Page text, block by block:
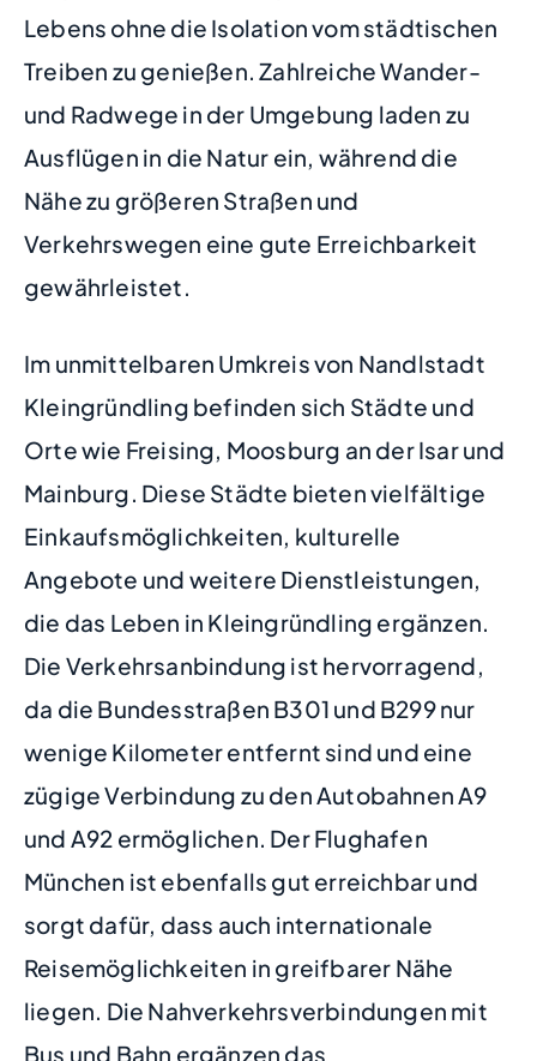
Lebens ohne die Isolation vom städtischen
Treiben zu genießen. Zahlreiche Wander-
und Radwege in der Umgebung laden zu
Ausflügen in die Natur ein, während die
Nähe zu größeren Straßen und
Verkehrswegen eine gute Erreichbarkeit
gewährleistet.
Im unmittelbaren Umkreis von Nandlstadt
Kleingründling befinden sich Städte und
Orte wie Freising, Moosburg an der Isar und
Mainburg. Diese Städte bieten vielfältige
Einkaufsmöglichkeiten, kulturelle
Angebote und weitere Dienstleistungen,
die das Leben in Kleingründling ergänzen.
Die Verkehrsanbindung ist hervorragend,
da die Bundesstraßen B301 und B299 nur
wenige Kilometer entfernt sind und eine
zügige Verbindung zu den Autobahnen A9
und A92 ermöglichen. Der Flughafen
München ist ebenfalls gut erreichbar und
sorgt dafür, dass auch internationale
Reisemöglichkeiten in greifbarer Nähe
liegen. Die Nahverkehrsverbindungen mit
Bus und Bahn ergänzen das